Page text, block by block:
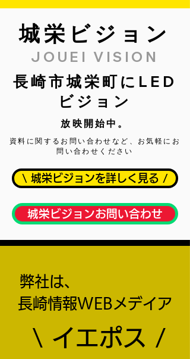
城栄ビジョン
JOUEI VISION
長崎市城栄町にLED
ビジョン
放映開始中。
資料に関するお問い合わせなど、お気軽にお
問い合わせください
\ 城栄ビジョンを詳しく見る /
城栄ビジョンお問い合わせ
弊社は、
長崎情報WEBメデイア
\ イエポス /